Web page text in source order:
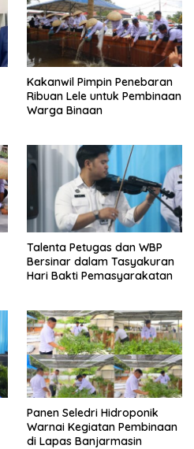
Kakanwil Pimpin Penebaran
Ribuan Lele untuk Pembinaan
Warga Binaan
Talenta Petugas dan WBP
Bersinar dalam Tasyakuran
Hari Bakti Pemasyarakatan
Panen Seledri Hidroponik
Warnai Kegiatan Pembinaan
di Lapas Banjarmasin